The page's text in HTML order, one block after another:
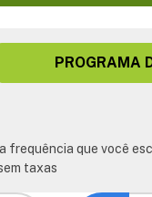
PROGRAMA
frequência que você
taxas